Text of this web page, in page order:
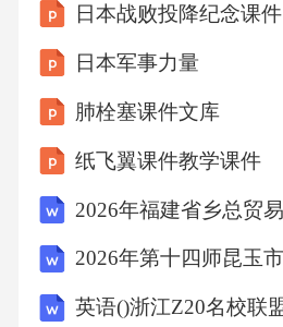
日本战败投降纪念课件
日本军事力量
肺栓塞课件文库
纸飞翼课件教学课件